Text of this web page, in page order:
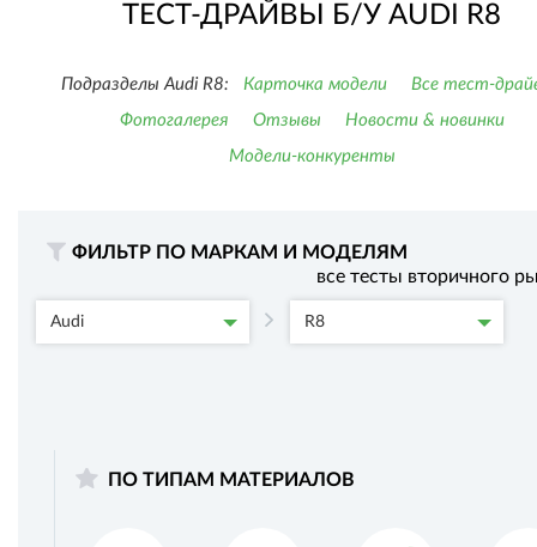
ТЕСТ-ДРАЙВЫ Б/У AUDI R8
Подразделы Audi R8: Карточка модели
Все тест-
Фотогалерея
Отзывы
Новости & новинки
Модели-конкуренты
ФИЛЬТР ПО МАРКАМ И МОДЕЛЯМ
все тесты вторичного
Audi R8
ПО ТИПАМ МАТЕРИАЛОВ